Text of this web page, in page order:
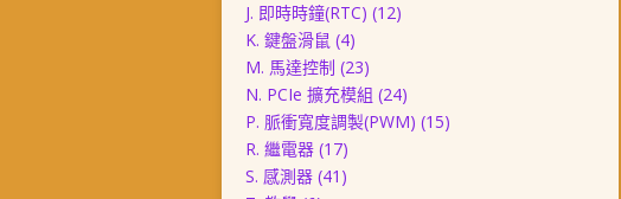
J. 即時時鐘(RTC) (12)
K. 鍵盤滑鼠 (4)
M. 馬達控制 (23)
N. PCIe 擴充模組 (24)
P. 脈衝寬度調製(PWM) (15)
R. 繼電器 (17)
S. 感測器 (41)